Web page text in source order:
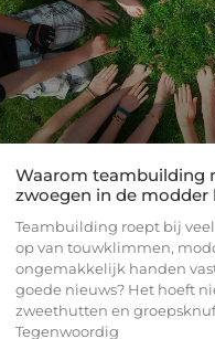
Waarom teambuilding
zwoegen in de modder
Teambuilding roept bij
op van touwklimmen,
ongemakkelijk handen
goede nieuws? Het hoeft
zweethutten en
Tegenwoordig